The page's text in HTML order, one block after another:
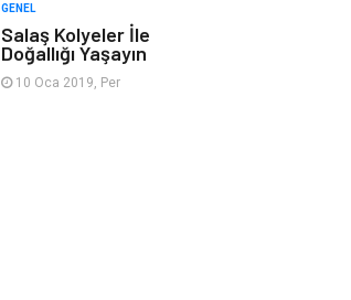
Veteriner
GENEL
Salaş Kolyeler İle
Doğallığı Yaşayın
10 Oca 2019, Per